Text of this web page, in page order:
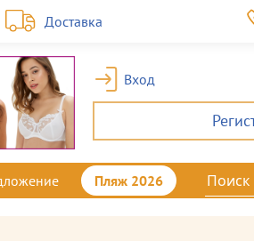
Доставка
Вход
Пляж 2026